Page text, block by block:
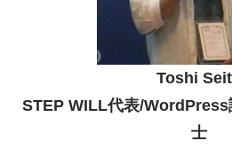
Toshi
STEP WILL代表/WordPress
士